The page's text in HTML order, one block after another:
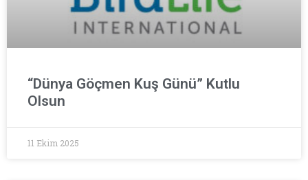
“Dünya Göçmen Kuş Günü” Kutlu
Olsun
11 Ekim 2025